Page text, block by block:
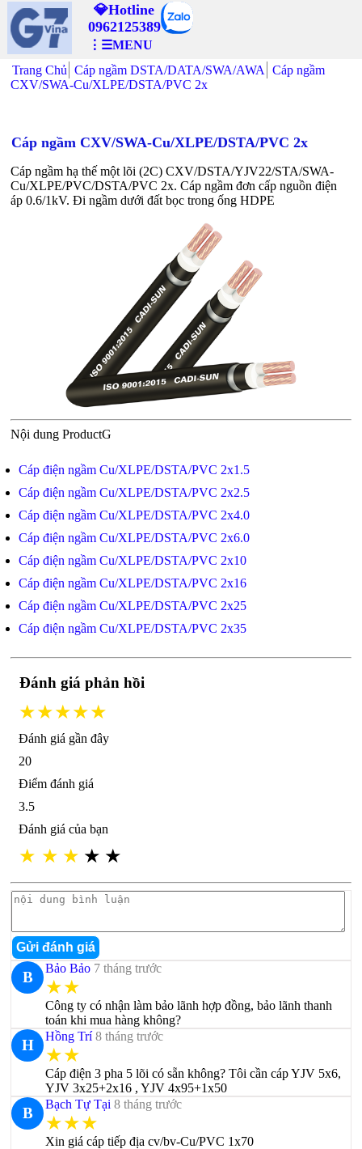
💎Hotline
0962125389
⋮☰MENU
Trang Chủ
Cáp ngầm DSTA/DATA/SWA/AWA
Cáp ngầm
CXV/SWA-Cu/XLPE/DSTA/PVC 2x
Cáp ngầm CXV/SWA-Cu/XLPE/DSTA/PVC 2x
Cáp ngầm hạ thế một lõi (2C) CXV/DSTA/YJV22/STA/SWA-
Cu/XLPE/PVC/DSTA/PVC 2x. Cáp ngầm đơn cấp nguồn điện
áp 0.6/1kV. Đi ngầm dưới đất bọc trong ống HDPE
Nội dung ProductG
Cáp điện ngầm Cu/XLPE/DSTA/PVC 2x1.5
Cáp điện ngầm Cu/XLPE/DSTA/PVC 2x2.5
Cáp điện ngầm Cu/XLPE/DSTA/PVC 2x4.0
Cáp điện ngầm Cu/XLPE/DSTA/PVC 2x6.0
Cáp điện ngầm Cu/XLPE/DSTA/PVC 2x10
Cáp điện ngầm Cu/XLPE/DSTA/PVC 2x16
Cáp điện ngầm Cu/XLPE/DSTA/PVC 2x25
Cáp điện ngầm Cu/XLPE/DSTA/PVC 2x35
Đánh giá phản hồi
★★★★★
Đánh giá gần đây
20
Điểm đánh giá
3.5
Đánh giá của bạn
★ ★ ★ ★ ★
Gửi đánh giá
B
Bảo Bảo 7 tháng trước
★★
Công ty có nhận làm bảo lãnh hợp đồng, bảo lãnh thanh
toán khi mua hàng không?
H
Hồng Trí 8 tháng trước
★★
Cáp điện 3 pha 5 lõi có sẵn không? Tôi cần cáp YJV 5x6,
YJV 3x25+2x16 , YJV 4x95+1x50
B
Bạch Tự Tại 8 tháng trước
★★★
Xin giá cáp tiếp địa cv/bv-Cu/PVC 1x70